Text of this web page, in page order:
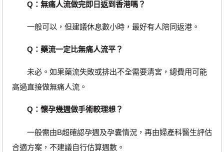
Q：無痛人流做完即日返到香港嗎？
一般可以，但建議休息數小時，最好有人陪同返港。
Q：藥流一定比無痛人流平？
未必。如果藥流失敗或排出不全需要清宮，總費用可能
高過直接做無痛人流。
Q：懷孕幾週做手術較理想？
一般需由B超確認孕週及孕囊情況，再由婦產科醫生評估
合適方案，不建議自行估算週數。